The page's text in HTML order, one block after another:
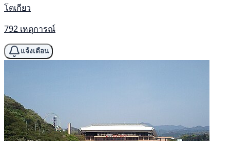
โตเกียว
792 เหตุการณ์
แจ้งเตือน